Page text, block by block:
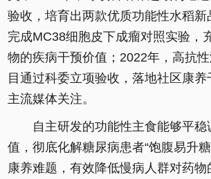
验收，培育出两款优质功能性水稻新
完成MC38细胞皮下成瘤对照实验，
物的疾病干预价值；2022年，高抗
目通过科委立项验收，落地社区康
主流媒体关注。
自主研发的功能性主食能够平
值，彻底化解糖尿病患者“饱腹易升
康养难题，有效降低慢病人群对药